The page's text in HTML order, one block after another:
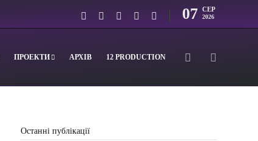
07 СЕР
2026
ПРОЕКТИ АРХІВ 12 PRODUCTION
Останні публікації